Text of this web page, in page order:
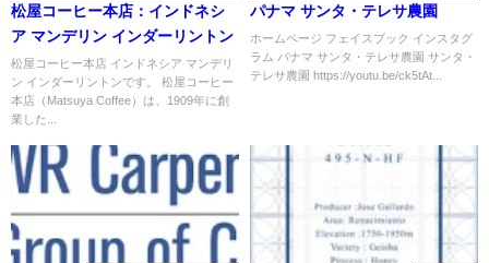
松屋コーヒー本店：インドネシ
ア マンデリン インダーリントン
松屋コーヒー本店 インドネシア マンデリ
ン インダーリントンです。 松屋コーヒー
本店（Matsuya Coffee）は、1909年に創
業した...
パナマ サンタ・テレサ農園
ホームページ フェイスブック インスタグ
ラム パナマ サンタ・テレサ農園 サンタ・
テレサ農園 https://youtu.be/ck5tAt...